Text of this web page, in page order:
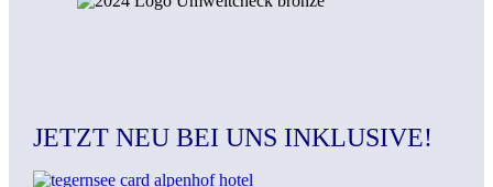
JETZT NEU BEI UNS INKLUSIVE!